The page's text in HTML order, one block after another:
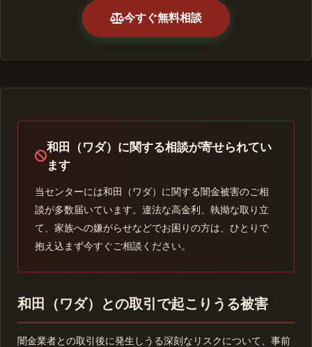
今すぐ無料相談
和田（ワダ）に関する相談が寄せられてい
ます
当センターには和田（ワダ）に関する闇金被害のご相
談が多数届いています。違法な高金利、執拗な取り立
て、家族への嫌がらせなどでお困りの方は、ひとりで
抱え込まず今すぐご相談ください。
和田（ワダ）との取引で起こりうる被害
闇金業者との取引後に発生しうる深刻なリスクについて、事前